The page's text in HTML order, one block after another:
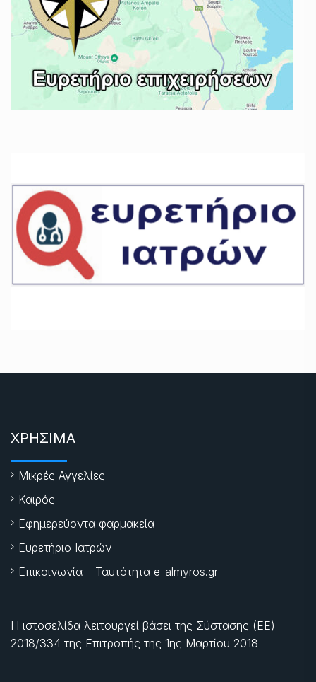
ΧΡΗΣΙΜΑ
Μικρές Αγγελίες
Καιρός
Εφημερεύοντα φαρμακεία
Ευρετήριο Ιατρών
Επικοινωνία – Ταυτότητα e-almyros.gr
Η ιστοσελίδα λειτουργεί βάσει της Σύστασης (ΕΕ)
2018/334 της Επιτροπής της 1ης Μαρτίου 2018